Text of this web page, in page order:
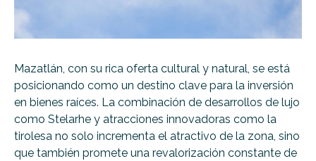
Mazatlán, con su rica oferta cultural y natural, se está
posicionando como un destino clave para la inversión
en bienes raíces. La combinación de desarrollos de lujo
como Stelarhe y atracciones innovadoras como la
tirolesa no solo incrementa el atractivo de la zona, sino
que también promete una revalorización constante de